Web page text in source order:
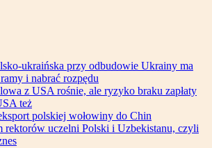
ukraińska przy odbudowie Ukrainy ma
i nabrać rozpędu
z USA rośnie, ale ryzyko braku zapłaty
też
polskiej wołowiny do Chin
rektorów uczelni Polski i Uzbekistanu, czyli